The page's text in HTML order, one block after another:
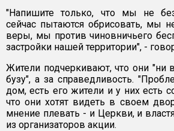
"Напишите только, что мы не
сейчас пытаются обрисовать, мы
веры, мы против чиновничьего
застройки нашей территории", -
Жители подчеркивают, что они "ни
бузу", а за справедливость.
дом, есть его жители и у них есть
что они хотят видеть в своем
мнение плевать - и Церкви, и
из организаторов акции.